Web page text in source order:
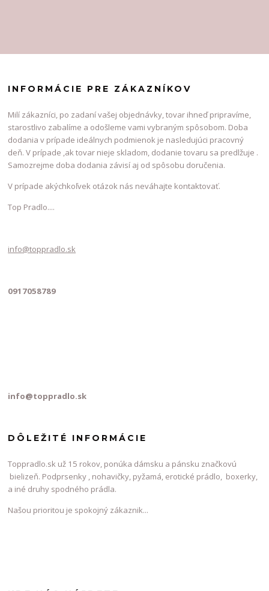
INFORMÁCIE PRE ZÁKAZNÍKOV
Milí zákazníci, po zadaní vašej objednávky, tovar ihneď pripravíme,
starostlivo zabalíme a odošleme vami vybraným spôsobom. Doba
dodania v prípade ideálnych podmienok je nasledujúci pracovný
deň. V prípade ,ak tovar nieje skladom, dodanie tovaru sa predlžuje .
Samozrejme doba dodania závisí aj od spôsobu doručenia.
V prípade akýchkoľvek otázok nás neváhajte kontaktovať.
Top Pradlo....
info@toppradlo.sk
0917058789
info@toppradlo.sk
DÔLEŽITÉ INFORMÁCIE
Toppradlo.sk už 15 rokov, ponúka dámsku a pánsku značkovú
bielizeň. Podprsenky , nohavičky, pyžamá, erotické prádlo, boxerky,
a iné druhy spodného prádla.
Našou prioritou je spokojný zákaznik...